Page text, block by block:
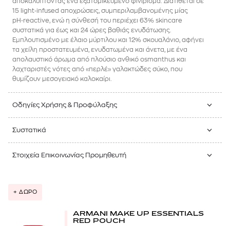
15 light‑infused αποχρώσεις, συμπεριλαμβανομένης μίας
pH‑reactive, ενώ η σύνθεσή του περιέχει 63% skincare
συστατικά για έως και 24 ώρες βαθιάς ενυδάτωσης.
Εμπλουτισμένο με έλαιο μύρτιλου και 12% σκουαλάνιο, αφήνει
τα χείλη προστατευμένα, ενυδατωμένα και άνετα, με ένα
απολαυστικό άρωμα από πλούσιο ανθικό osmanthus και
λαχταριστές νότες από «περλέ» γαλακτώδες σύκο, που
θυμίζουν μεσογειακό καλοκαίρι.
Οδηγίες Χρήσης & Προφύλαξης
Συστατικά
Στοιχεία Επικοινωνίας Προμηθευτή
+ ΔΩΡΟ
ARMANI MAKE UP ESSENTIALS
RED POUCH